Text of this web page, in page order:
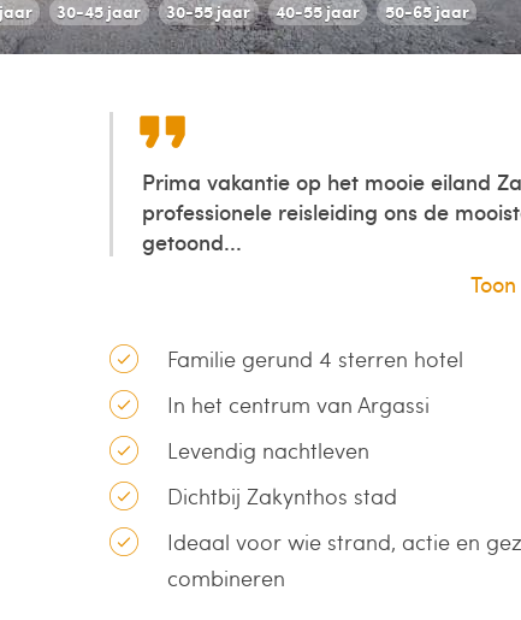
30-45 jaar 30-55 jaar 40-55 jaar 50-65 jaar
Prima vakantie op het mooie eiland
professionele reisleiding ons de
getoond...
Familie gerund 4 sterren hotel
In het centrum van Argassi
Levendig nachtleven
Dichtbij Zakynthos stad
Ideaal voor wie strand, actie en
combineren